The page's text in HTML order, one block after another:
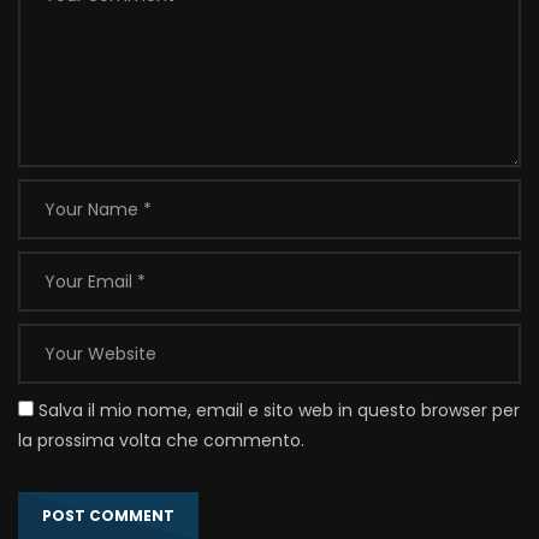
Salva il mio nome, email e sito web in questo browser per
la prossima volta che commento.